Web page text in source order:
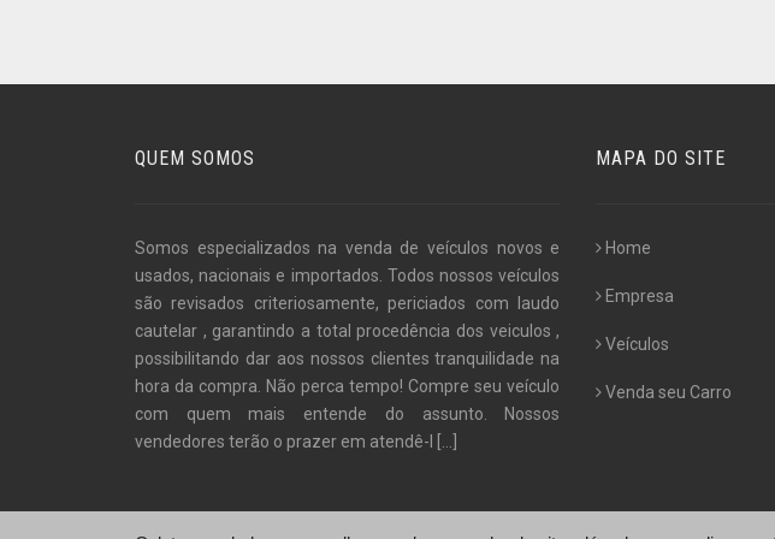
QUEM SOMOS
Somos especializados na venda de veículos novos e
usados, nacionais e importados. Todos nossos veículos
são revisados criteriosamente, periciados com laudo
cautelar , garantindo a total procedência dos veiculos ,
possibilitando dar aos nossos clientes tranquilidade na
hora da compra. Não perca tempo! Compre seu veículo
com quem mais entende do assunto. Nossos
vendedores terão o prazer em atendê-l
MAPA DO SITE
Home
Empresa
Veículos
Venda seu Carro